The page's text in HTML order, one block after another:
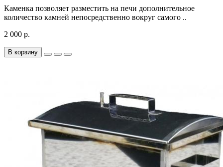
Каменка позволяет разместить на печи дополнительное
количество камней непосредственно вокруг самого ..
2 000 р.
В корзину